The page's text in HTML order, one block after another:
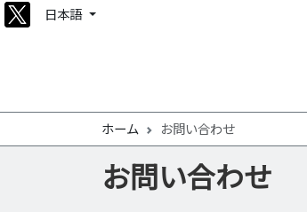
日本語
ホーム お問い合わせ
お問い合わせ